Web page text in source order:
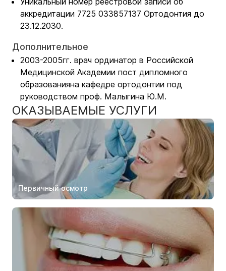
аккредитации 7725 033857137 Ортодонтия до
23.12.2030.
Дополнительное
2003-2005гг. врач ординатор в Российской
Медицинской Академии пост дипломного
образованияна кафедре ортодонтии под
руководством проф. Малыгина Ю.М.
ОКАЗЫВАЕМЫЕ УСЛУГИ
Первичный осмотр